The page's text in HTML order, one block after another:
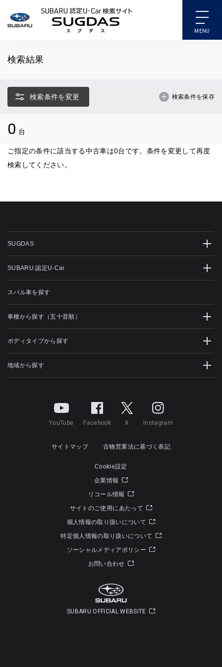
SUBARU 認定U-Car検索
検索結果
検索条件を変更 検索条件を保存
0 台
ご指定の条件に該当する中古車は0台です。条件を変更して再度
検索してください。
SUGDAS
SUBARU 認定U-Car
スバル車を探す
車種から探す（五十音順）
ボディタイプから探す
地域から探す
YouTube Facebook X Instagram
サイトマップ 古物営業法に基づく表記
Cookie設定
企業情報
リコール情報
サイトのご使用にあたって
個人情報の取り扱いについて
特定個人情報の取り扱いについて
ソーシャルメディアポリシー
お問い合わせ
SUBARU OFFICIAL WEBSITE